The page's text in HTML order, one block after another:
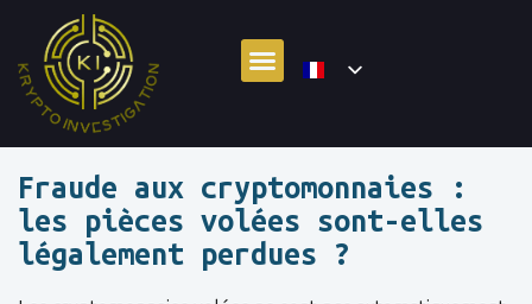
Fraude aux cryptomonnaies :
les pièces volées sont-elles
légalement perdues ?